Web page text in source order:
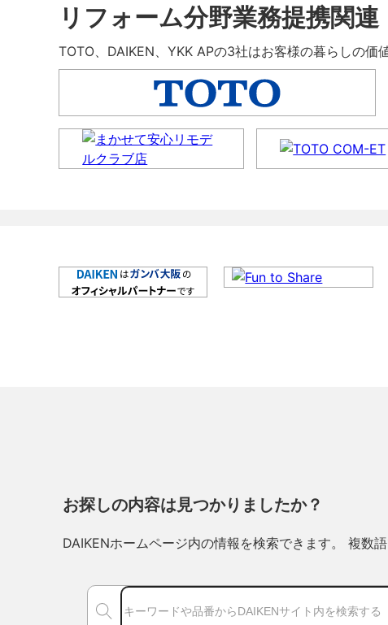
リフォーム分野業務提携関連
TOTO、DAIKEN、YKK APの3社はお客様の暮らしの価
お探しの内容は見つかりましたか？
DAIKENホームページ内の情報を検索できます。 複数